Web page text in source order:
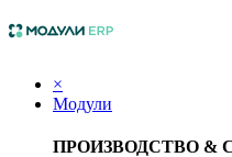
×
Модули
ПРОИЗВОДСТВО &